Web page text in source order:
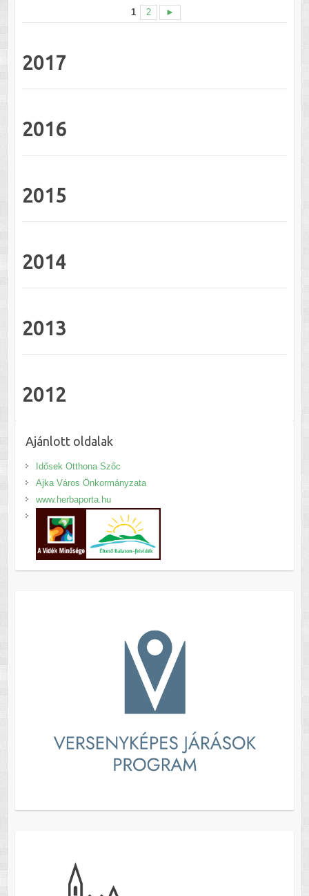
1 2 ►
2017
2016
2015
2014
2013
2012
Ajánlott oldalak
Idősek Otthona Szőc
Ajka Város Önkormányzata
www.herbaporta.hu